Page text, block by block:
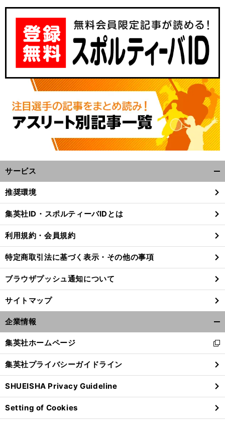
サービス
閉
る
推奨環境
集英社ID・スポルティーバIDとは
利用規約・会員規約
特定商取引法に基づく表示・その他の事項
ブラウザプッシュ通知について
サイトマップ
企業情報
閉
る
集英社ホームページ
新
し
い
ウ
ィ
ン
ド
ウ
集英社プライバシーガイドライン
SHUEISHA Privacy Guideline
Setting of Cookies